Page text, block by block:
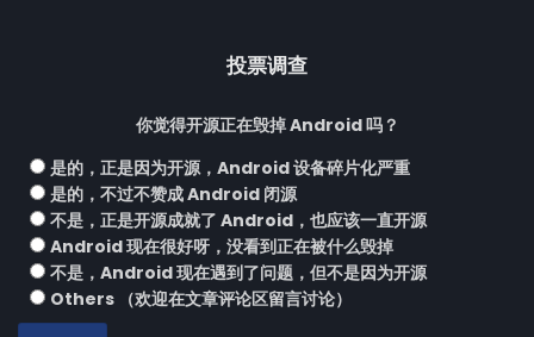
投票调查
你觉得开源正在毁掉 Android 吗？
是的，正是因为开源，Android 设备碎片化严重
是的，不过不赞成 Android 闭源
不是，正是开源成就了 Android，也应该一直开源
Android 现在很好呀，没看到正在被什么毁掉
不是，Android 现在遇到了问题，但不是因为开源
Others （欢迎在文章评论区留言讨论）